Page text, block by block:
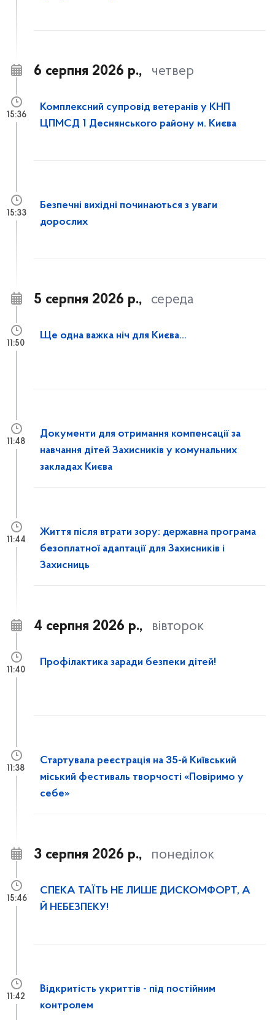
6 серпня 2026 р., четвер
Комплексний супровід ветеранів у КНП
ЦПМСД 1 Деснянського району м. Києва
15:36
Безпечні вихідні починаються з уваги
дорослих
15:33
5 серпня 2026 р., середа
Ще одна важка ніч для Києва…
11:50
Документи для отримання компенсації за
навчання дітей Захисників у комунальних
закладах Києва
11:48
Життя після втрати зору: державна програма
безоплатної адаптації для Захисників і
Захисниць
11:44
4 серпня 2026 р., вівторок
Профілактика заради безпеки дітей!
11:40
Стартувала реєстрація на 35-й Київський
міський фестиваль творчості «Повіримо у
себе»
11:38
3 серпня 2026 р., понеділок
СПЕКА ТАЇТЬ НЕ ЛИШЕ ДИСКОМФОРТ, А
Й НЕБЕЗПЕКУ!
15:46
Відкритість укриттів - під постійним
контролем
11:42